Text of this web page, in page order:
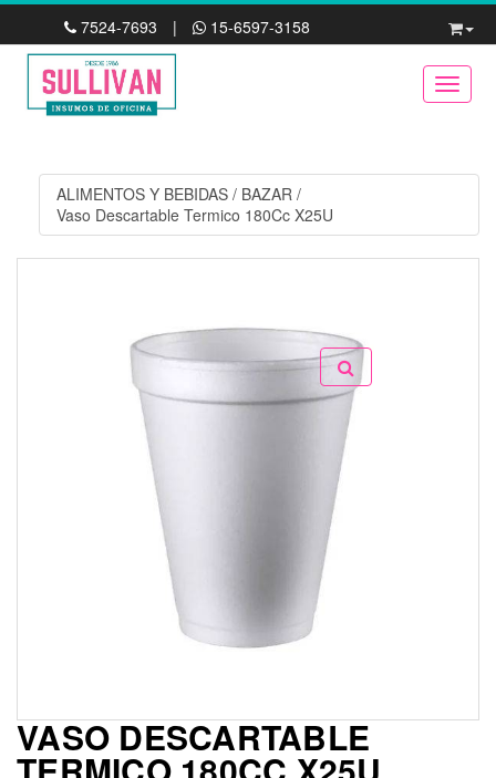
7524-7693 | 15-6597-3158
ALIMENTOS Y BEBIDAS / BAZAR /
Vaso Descartable Termico 180Cc X25U
VASO DESCARTABLE